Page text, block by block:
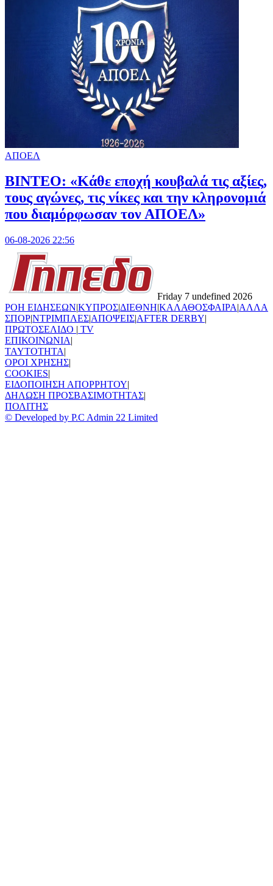
ΑΠΟΕΛ
ΒΙΝΤΕΟ: «Κάθε εποχή κουβαλά τις αξίες,
τους αγώνες, τις νίκες και την κληρονομιά
που διαμόρφωσαν τον ΑΠΟΕΛ»
06-08-2026 22:56
Friday 7 undefined 2026
ΡΟΗ ΕΙΔΗΣΕΩΝ|ΚΥΠΡΟΣ|ΔΙΕΘΝΗ|ΚΑΛΑΘΟΣΦΑΙΡΑ|ΑΛΛΑ
ΣΠΟΡ|ΝΤΡΙΜΠΛΕΣ|ΑΠΟΨΕΙΣ|AFTER DERBY|
ΠΡΩΤΟΣΕΛΙΔΟ | TV
ΕΠΙΚΟΙΝΩΝΙΑ|
TAYTOTHTA|
ΟΡΟΙ ΧΡΗΣΗΣ|
COOKIES|
ΕΙΔΟΠΟΙΗΣΗ ΑΠΟΡΡΗΤΟΥ|
ΔΗΛΩΣΗ ΠΡΟΣΒΑΣΙΜΟΤΗΤΑΣ|
ΠΟΛΙΤΗΣ
© Developed by P.C Admin 22 Limited